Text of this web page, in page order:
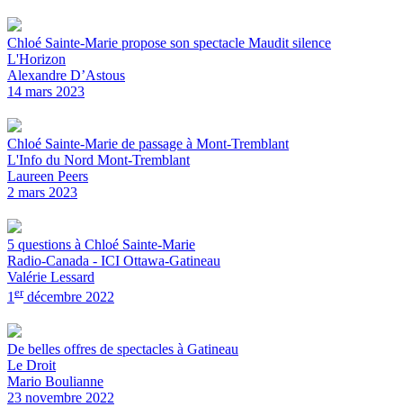
Chloé Sainte-Marie propose son spectacle Maudit silence
L'Horizon
Alexandre D’Astous
14 mars 2023
Chloé Sainte-Marie de passage à Mont-Tremblant
L'Info du Nord Mont-Tremblant
Laureen Peers
2 mars 2023
5 questions à Chloé Sainte-Marie
Radio-Canada - ICI Ottawa-Gatineau
Valérie Lessard
1 erdécembre 2022
De belles offres de spectacles à Gatineau
Le Droit
Mario Boulianne
23 novembre 2022